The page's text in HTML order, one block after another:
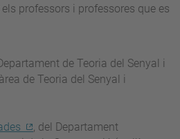
els professors i professores que es
de Teoria del Senyal i
de Teoria del Senyal i
, del Departament